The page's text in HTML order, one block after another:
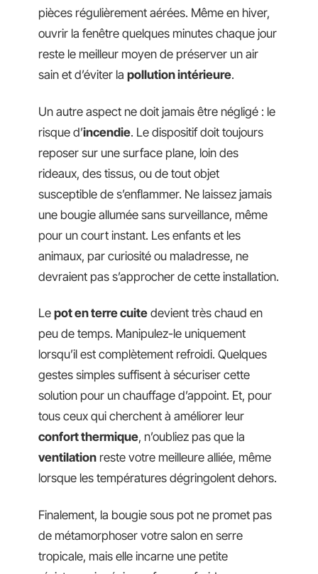
pièces régulièrement aérées. Même en hiver,
ouvrir la fenêtre quelques minutes chaque jour
reste le meilleur moyen de préserver un air
sain et d’éviter la pollution intérieure.
Un autre aspect ne doit jamais être négligé : le
risque d’incendie. Le dispositif doit toujours
reposer sur une surface plane, loin des
rideaux, des tissus, ou de tout objet
susceptible de s’enflammer. Ne laissez jamais
une bougie allumée sans surveillance, même
pour un court instant. Les enfants et les
animaux, par curiosité ou maladresse, ne
devraient pas s’approcher de cette installation.
Le pot en terre cuite devient très chaud en
peu de temps. Manipulez-le uniquement
lorsqu’il est complètement refroidi. Quelques
gestes simples suffisent à sécuriser cette
solution pour un chauffage d’appoint. Et, pour
tous ceux qui cherchent à améliorer leur
confort thermique, n’oubliez pas que la
ventilation reste votre meilleure alliée, même
lorsque les températures dégringolent dehors.
Finalement, la bougie sous pot ne promet pas
de métamorphoser votre salon en serre
tropicale, mais elle incarne une petite